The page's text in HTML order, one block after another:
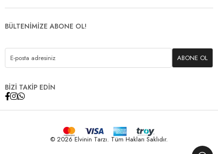
BÜLTENİMİZE ABONE OL!
ABONE OL
BİZİ TAKİP EDİN
© 2026 Elvinin Tarzı. Tüm Hakları Saklıdır.